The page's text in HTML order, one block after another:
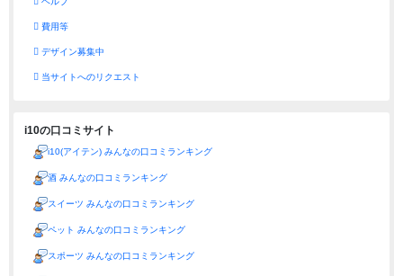
費用等
デザイン募集中
当サイトへのリクエスト
i10の口コミサイト
i10(アイテン) みんなの口コミランキング
酒 みんなの口コミランキング
スイーツ みんなの口コミランキング
ペット みんなの口コミランキング
スポーツ みんなの口コミランキング